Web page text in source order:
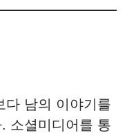
다 남의 이야기를
소셜미디어를 통